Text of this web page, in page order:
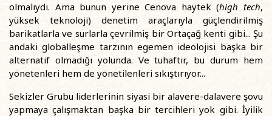
olmalıydı. Ama bunun yerine Cenova haytek (high tech,
yüksek teknoloji) denetim araçlarıyla güçlendirilmiş
barikatlarla ve surlarla çevrilmiş bir Ortaçağ kenti gibi... Şu
andaki globalleşme tarzının egemen ideolojisi başka bir
alternatif olmadığı yolunda. Ve tuhaftır, bu durum hem
yönetenleri hem de yönetilenleri sıkıştırıyor...
Sekizler Grubu liderlerinin siyasi bir alavere-dalavere şovu
yapmaya çalışmaktan başka bir tercihleri yok gibi. İyilik